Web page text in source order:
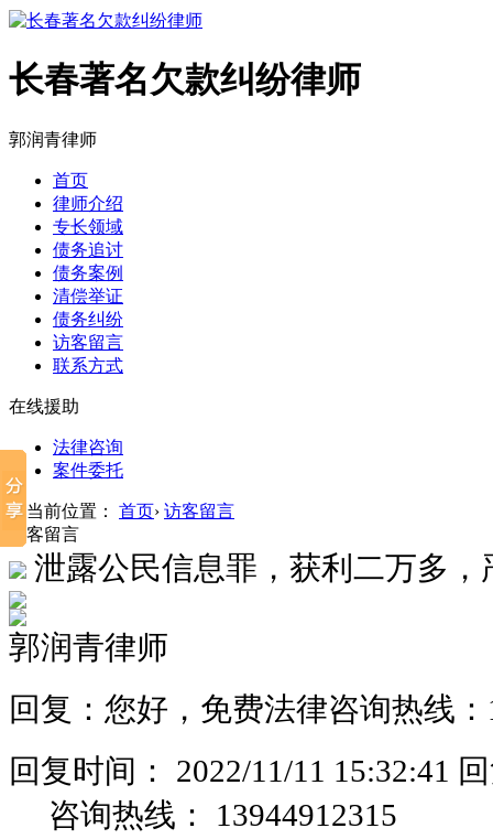
长春著名欠款纠纷律师
郭润青律师
首页
律师介绍
专长领域
债务追讨
债务案例
清偿举证
债务纠纷
访客留言
联系方式
在线援助
法律咨询
案件委托
您当前位置： 首页› 访客留言
访客留言
泄露公民信息罪，获利二万多，
郭润青律师
回复：您好，免费法律咨询热线：
回复时间： 2022/11/11 15:32:41
咨询热线： 13944912315